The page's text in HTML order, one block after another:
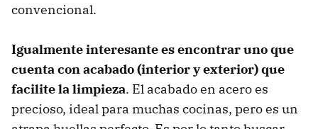
convencional.
Igualmente interesante es encontrar uno que
cuenta con acabado (interior y exterior) que
facilite la limpieza. El acabado en acero es
precioso, ideal para muchas cocinas, pero es un